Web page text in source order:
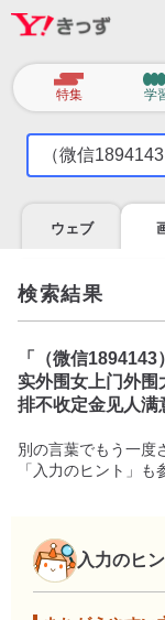
カ
テ
特集 学
気
を
調
べ
よ
う
ウェブ
検索結果
「
（微信
实外围女上门外围
排不收定金见人满
別の言葉でもう一度
「入力のヒント」も
入力のヒ